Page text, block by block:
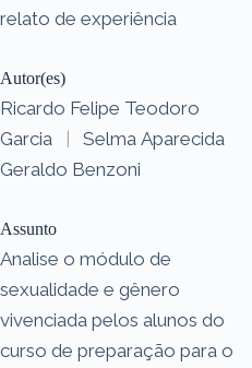
relato de experiência
Autor(es)
Ricardo Felipe Teodoro
Garcia
|
Selma Aparecida
Geraldo Benzoni
Assunto
Analise o módulo de
sexualidade e gênero
vivenciada pelos alunos do
curso de preparação para o